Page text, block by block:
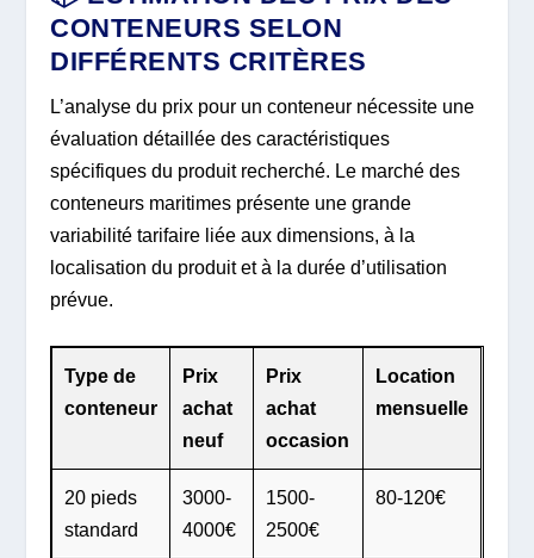
CONTENEURS SELON
DIFFÉRENTS CRITÈRES
L’analyse du prix pour un conteneur nécessite une
évaluation détaillée des caractéristiques
spécifiques du produit recherché. Le marché des
conteneurs maritimes présente une grande
variabilité tarifaire liée aux dimensions, à la
localisation du produit et à la durée d’utilisation
prévue.
Type de
conteneur
Prix
achat
neuf
Prix
achat
occasion
Location
mensuelle
20 pieds
standard
3000-
4000€
1500-
2500€
80-120€